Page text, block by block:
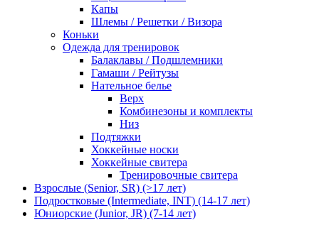
Капы
Шлемы / Решетки / Визора
Коньки
Одежда для тренировок
Балаклавы / Подшлемники
Гамаши / Рейтузы
Нательное белье
Верх
Комбинезоны и комплекты
Низ
Подтяжки
Хоккейные носки
Хоккейные свитера
Тренировочные свитера
Взрослые (Senior, SR) (>17 лет)
Подростковые (Intermediate, INT) (14-17 лет)
Юниорские (Junior, JR) (7-14 лет)